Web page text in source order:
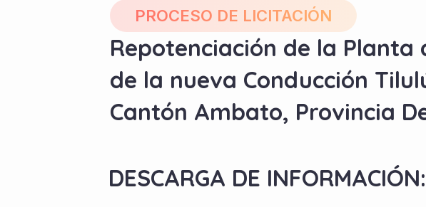
PROCESO DE LICITACIÓN
Repotenciación de la
de la nueva Conducción
Cantón Ambato, Provincia
DESCARGA DE INFORMACIÓN: